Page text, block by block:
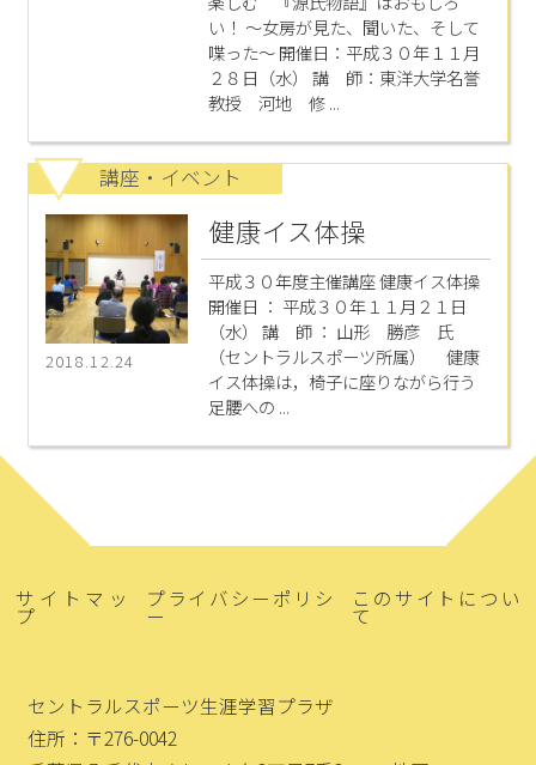
い！ ～女房が見た、聞いた、そして
喋った～ 開催日：平成３０年１１月
２８日（水） 講 師：東洋大学名誉
教授 河地 修 ...
講座・イベント
2018.12.24
健康イス体操
平成３０年度主催講座 健康イス体操
開催日 ： 平成３０年１１月２１日
（水） 講 師 ： 山形 勝彦 氏
（セントラルスポーツ所属） 健康
イス体操は，椅子に座りながら行う
足腰への ...
サイトマッ
プ
プライバシーポリシ
ー
このサイトについ
て
セントラルスポーツ生涯学習プラザ
住所：〒276-0042